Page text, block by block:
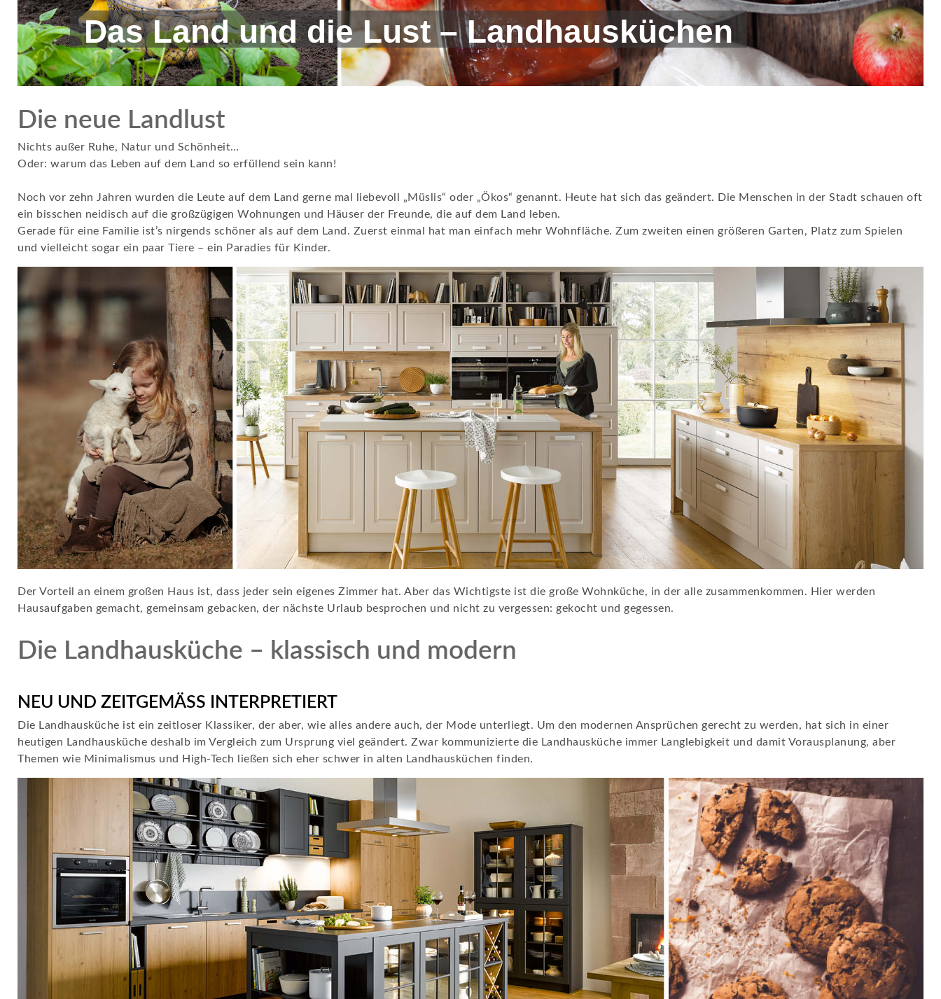
Das Land und die Lust – Landhausküchen
Die neue Landlust
Nichts außer Ruhe, Natur und Schönheit…
Oder: warum das Leben auf dem Land so erfüllend sein kann!
Noch vor zehn Jahren wurden die Leute auf dem Land gerne mal liebevoll „Müslis“ oder „Ökos“ genannt. Heute hat sich das geändert. Die Menschen in der Stadt schauen oft
ein bisschen neidisch auf die großzügigen Wohnungen und Häuser der Freunde, die auf dem Land leben.
Gerade für eine Familie ist’s nirgends schöner als auf dem Land. Zuerst einmal hat man einfach mehr Wohnfläche. Zum zweiten einen größeren Garten, Platz zum Spielen
und vielleicht sogar ein paar Tiere – ein Paradies für Kinder.
Der Vorteil an einem großen Haus ist, dass jeder sein eigenes Zimmer hat. Aber das Wichtigste ist die große Wohnküche, in der alle zusammenkommen. Hier werden
Hausaufgaben gemacht, gemeinsam gebacken, der nächste Urlaub besprochen und nicht zu vergessen: gekocht und gegessen.
Die Landhausküche – klassisch und modern
NEU UND ZEITGEMÄSS INTERPRETIERT
Die Landhausküche ist ein zeitloser Klassiker, der aber, wie alles andere auch, der Mode unterliegt. Um den modernen Ansprüchen gerecht zu werden, hat sich in einer
heutigen Landhausküche deshalb im Vergleich zum Ursprung viel geändert. Zwar kommunizierte die Landhausküche immer Langlebigkeit und damit Vorausplanung, aber
Themen wie Minimalismus und High-Tech ließen sich eher schwer in alten Landhausküchen finden.